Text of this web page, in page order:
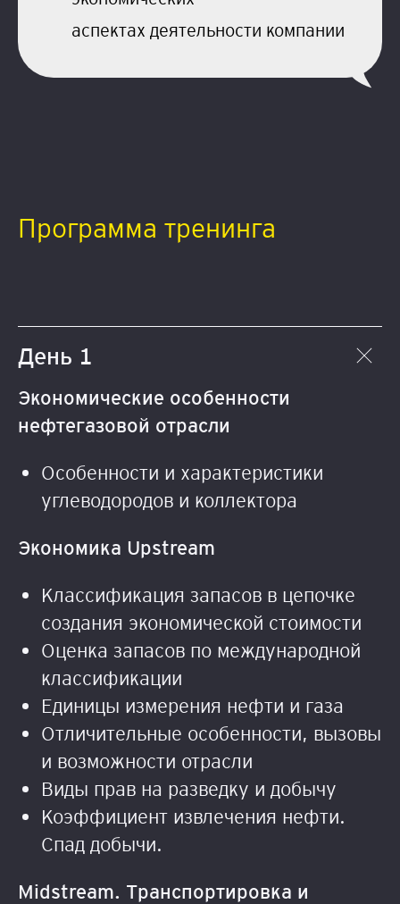
аспектах деятельности компании
Программа тренинга
День 1
Экономические особенности
нефтегазовой отрасли
Особенности и характеристики
углеводородов и коллектора
Экономика Upstream
Классификация запасов в цепочке
создания экономической стоимости
Оценка запасов по международной
классификации
Единицы измерения нефти и газа
Отличительные особенности, вызовы
и возможности отрасли
Виды прав на разведку и добычу
Коэффициент извлечения нефти.
Спад добычи.
Midstream. Транспортировка и